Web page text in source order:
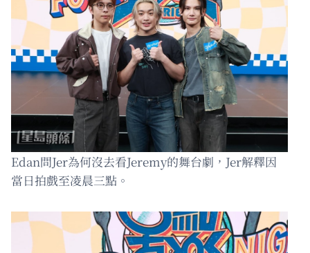
Edan問Jer為何沒去看Jeremy的舞台劇，Jer解釋因
當日拍戲至凌晨三點。